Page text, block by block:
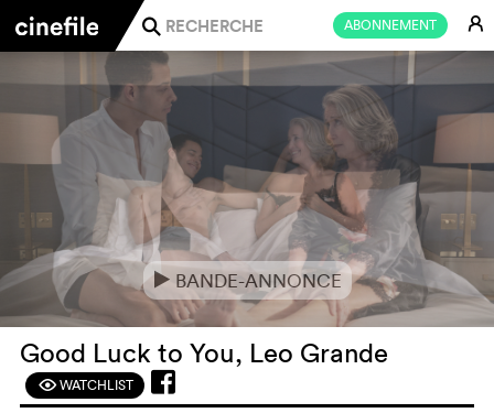
ABONNEMENT E
j
e BANDE-ANNONCE
Good Luck to You, Leo Grande
FWATCHLIST